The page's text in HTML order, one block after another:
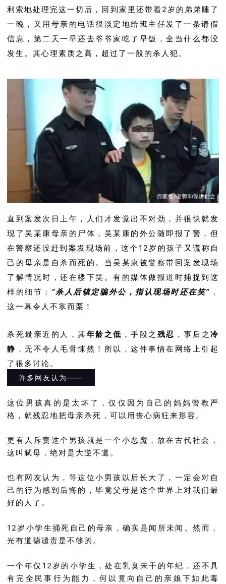
利索地处理完这一切后，回到家里还带着2岁的弟弟睡了
一晚，又用母亲的电话很淡定地给班主任发了一条请假
信息，第二天一早还去爷爷家吃了早饭，全当什么都没
发生。其心理素质之高，超过了一般的杀人犯。
直到案发次日上午，人们才发觉出不对劲，并很快就发
现了吴某康母亲的尸体，吴某康的外公随即报了警，但
在警察还没赶到案发现场前，这个12岁的孩子又谎称自
己的母亲是自杀而死的。当吴某康被警察带回案发现场
了解情况时，还在楼下笑。有的媒体做报道时捕捉到这
样的细节： “杀人后镇定骗外公，指认现场时还在笑” ，
这一幕令人不寒而栗！
杀死最亲近的人，其年龄之低 ，手段之 残忍 ，事后之冷
静 ，无不令人毛骨悚然！所以，这件事情在网络上引起
了很多讨论。
许多网友认为——
这位男孩真的是太坏了，仅仅因为自己的妈妈管教严
格，就残忍地把母亲杀死，可以用丧心病狂来形容。
更有人斥责这个男孩就是一个小恶魔，放在古代社会，
这叫弑母，绝对是大逆不道。
也有网友认为，等这位小男孩以后长大了，一定会对自
己的行为感到后悔的，毕竟父母是这个世界上对我们最
好的人了。
12岁小学生捅死自己的母亲，确实是闻所未闻。然而，
光有道德谴责是不够的。
一个年仅12岁的小学生，处在乳臭未干的年纪，还不具
有完全民事行为能力，何以竟向自己的亲娘下如此毒